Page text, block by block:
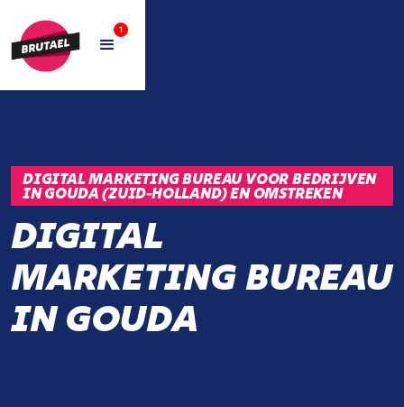
1
DIGITAL MARKETING BUREAU VOOR BEDRIJVEN
IN GOUDA (ZUID-HOLLAND) EN OMSTREKEN
DIGITAL
MARKETING BUREAU
IN GOUDA